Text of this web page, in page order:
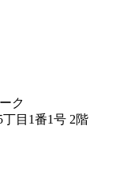
ク
目1番1号 2階